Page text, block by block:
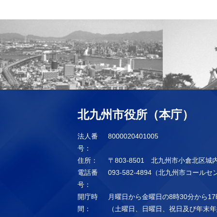
北九州市役所（本庁）
法人番
号：
8000020401005
住所：
〒803-8501 北九州市小倉北区城
電話番
号：
093-582-4894（北九州市コールセ
開庁時
間：
月曜日から金曜日の8時30分から
（土曜日、日曜日、祝日及び年末年